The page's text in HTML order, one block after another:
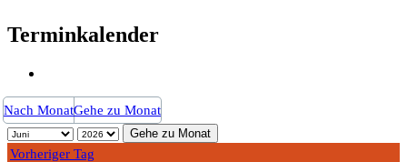
Terminkalender
Nach MonatGehe zu Monat
Gehe zu Monat
Vorheriger Tag